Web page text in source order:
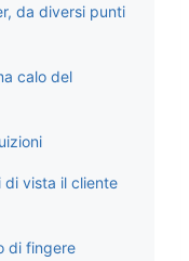
da diversi punti
calo del
di vista il cliente
di fingere